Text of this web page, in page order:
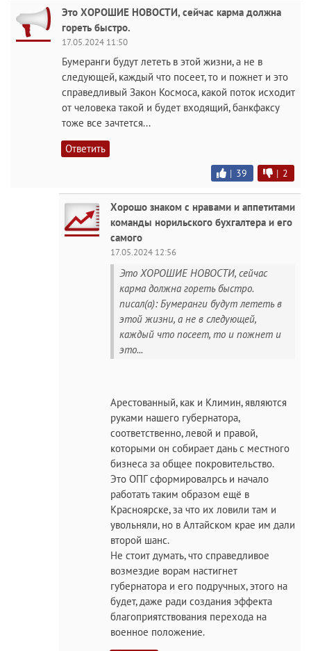
Это ХОРОШИЕ НОВОСТИ, сейчас карма должна
гореть быстро.
17.05.2024 11:50
Бумеранги будут лететь в этой жизни, а не в
следующей, каждый что посеет, то и пожнет и это
справедливый Закон Космоса, какой поток исходит
от человека такой и будет входящий, банкфаксу
тоже все зачтется...
Ответить
| 39 | 2
Хорошо знаком с нравами и аппетитами
команды норильского бухгалтера и его
самого
17.05.2024 12:56
Это ХОРОШИЕ НОВОСТИ, сейчас
карма должна гореть быстро.
писал(а): Бумеранги будут лететь в
этой жизни, а не в следующей,
каждый что посеет, то и пожнет и
это...
Арестованный, как и Климин, являются
руками нашего губернатора,
соответственно, левой и правой,
которыми он собирает дань с местного
бизнеса за общее покровительство.
Это ОПГ сформировалрсь и начало
работать таким образом ещё в
Красноярске, за что их ловили там и
увольняли, но в Алтайском крае им дали
второй шанс.
Не стоит думать, что справедливое
возмездие ворам настигнет
губернатора и его подручных, этого на
будет, даже ради создания эффекта
благоприятствования перехода на
военное положение.